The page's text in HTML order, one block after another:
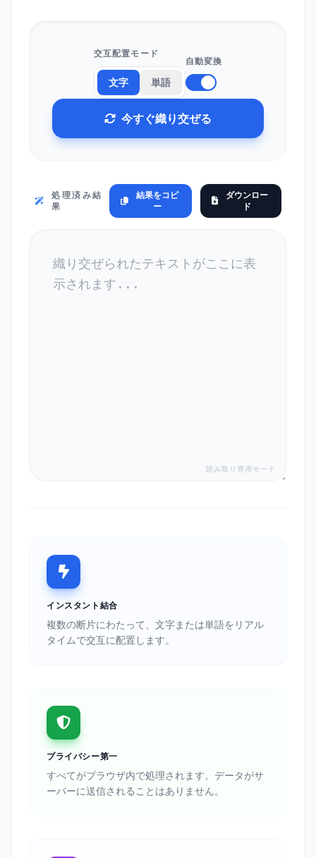
交互配置モード
文字 単語
自動変換
今すぐ織り交ぜる
処理済み結
果
結果をコピ
ー
ダウンロー
ド
読み取り専用モード
インスタント結合
複数の断片にわたって、文字または単語をリアル
タイムで交互に配置します。
プライバシー第一
すべてがブラウザ内で処理されます。データがサ
ーバーに送信されることはありません。